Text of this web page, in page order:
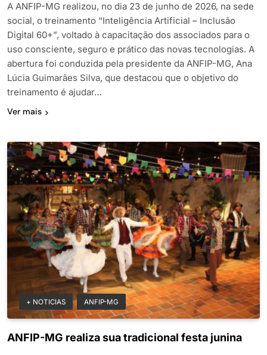
A ANFIP-MG realizou, no dia 23 de junho de 2026, na sede
social, o treinamento “Inteligência Artificial – Inclusão
Digital 60+”, voltado à capacitação dos associados para o
uso consciente, seguro e prático das novas tecnologias. A
abertura foi conduzida pela presidente da ANFIP-MG, Ana
Lúcia Guimarães Silva, que destacou que o objetivo do
treinamento é ajudar…
Ver mais
+ NOTICIAS ANFIP-MG
ANFIP-MG realiza sua tradicional festa junina